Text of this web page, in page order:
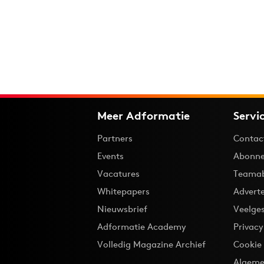
Meer Adformatie
Partners
Events
Vacatures
Whitepapers
Nieuwsbrief
Adformatie Academy
Volledig Magazine Archief